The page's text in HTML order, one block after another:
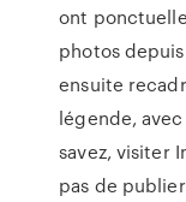
ont
photos
ensuite
légende,
savez, visiter
pas de